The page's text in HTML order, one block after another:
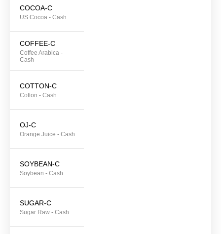
COCOA-C
US Cocoa - Cash
COFFEE-C
Coffee Arabica -
Cash
COTTON-C
Cotton - Cash
OJ-C
Orange Juice - Cash
SOYBEAN-C
Soybean - Cash
SUGAR-C
Sugar Raw - Cash